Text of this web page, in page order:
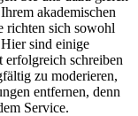
akademischen
richten sich sowohl
sind einige
erfolgreich schreiben
zu moderieren,
entfernen, denn
Service.